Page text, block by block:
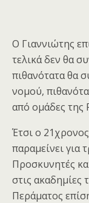
Ο Γιαννιώτης
τελικά δεν θα
πιθανότατα θα
νομού,
από ομάδες της
Έτσι ο
παραμείνει για
Προσκυνητές
στις ακαδημίες
Περάματος